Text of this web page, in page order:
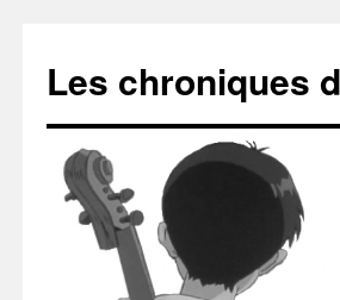
Les chroniques